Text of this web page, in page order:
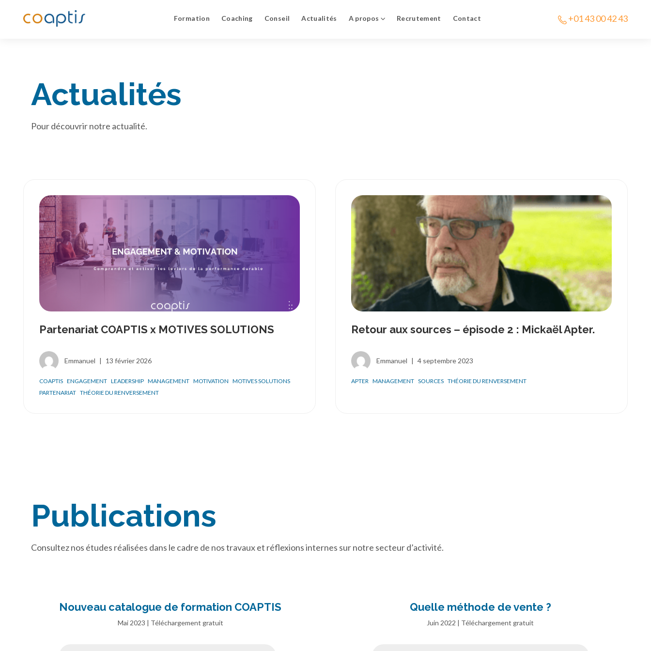
Formation Coaching Conseil Actualités A propos Recrutement Contact +01 43 00 42 43
Actualités
Pour découvrir notre actualité.
Partenariat COAPTIS x MOTIVES SOLUTIONS
Emmanuel | 13 février 2026
COAPTIS ENGAGEMENT LEADERSHIP MANAGEMENT MOTIVATION MOTIVES SOLUTIONS
PARTENARIAT THÉORIE DU RENVERSEMENT
Retour aux sources – épisode 2 : Mickaël Apter.
Emmanuel | 4 septembre 2023
APTER MANAGEMENT SOURCES THÉORIE DU RENVERSEMENT
Publications
Consultez nos études réalisées dans le cadre de nos travaux et réflexions internes sur notre secteur d’activité.
Nouveau catalogue de formation COAPTIS
Mai 2023 | Téléchargement gratuit
Quelle méthode de vente ?
Juin 2022 | Téléchargement gratuit